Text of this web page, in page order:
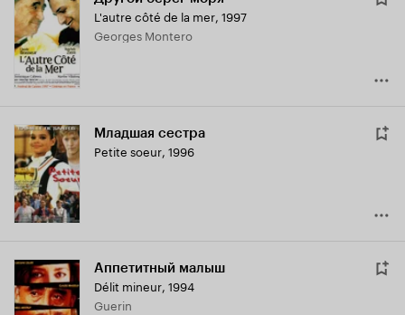
L'autre côté de la mer, 1997
Georges Montero
Младшая сестра
Petite soeur, 1996
Аппетитный малыш
Délit mineur, 1994
Guerin